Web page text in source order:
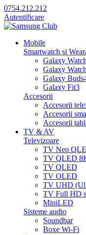
0754.212.212
Autentificare
Mobile
Smartwatch si
Galaxy
Galaxy
Galaxy
Galaxy Fit3
Accesorii
Accesorii
Accesorii
Accesorii
TV & AV
Televizoare
TV Neo
TV QLED
TV QLED
TV OLED
TV UHD
TV Full HD
MiniLED
Sisteme audio
Soundbar
Boxe Wi-Fi